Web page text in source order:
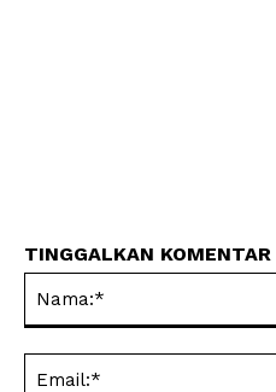
TINGGALKAN KOMENTAR